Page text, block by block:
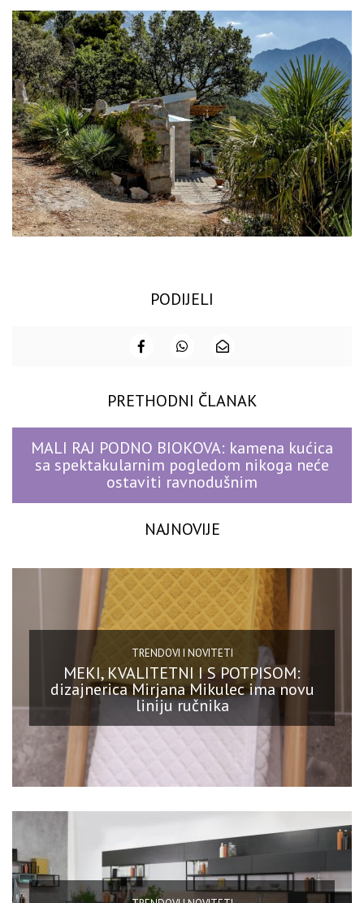
PODIJELI
PRETHODNI ČLANAK
MALI RAJ PODNO BIOKOVA: kamena kućica
sa spektakularnim pogledom nikoga neće
ostaviti ravnodušnim
NAJNOVIJE
TRENDOVI I NOVITETI
MEKI, KVALITETNI I S POTPISOM:
dizajnerica Mirjana Mikulec ima novu
liniju ručnika